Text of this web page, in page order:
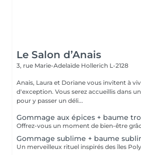
Le Salon d’Anais
3, rue Marie-Adelaïde Hollerich L-2128
Anais, Laura et Doriane vous invitent à
d'exception. Vous serez accueillis dans un cadre raffiné et feutré
pour y passer un déli...
Gommage aux épices + baume
Gommage sublime + baume